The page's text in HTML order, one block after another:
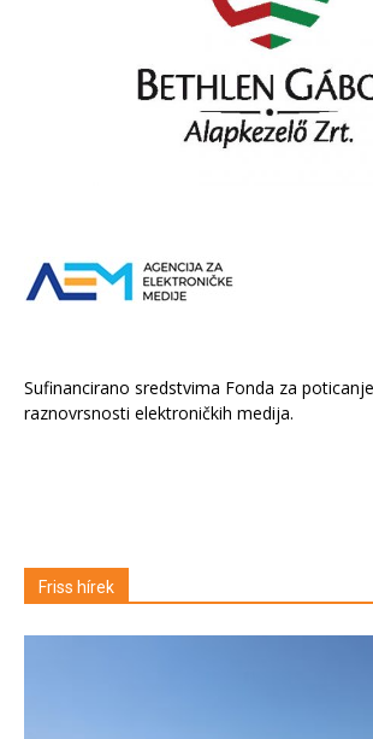
Sufinancirano sredstvima Fonda za
raznovrsnosti elektroničkih medija.
Friss hírek